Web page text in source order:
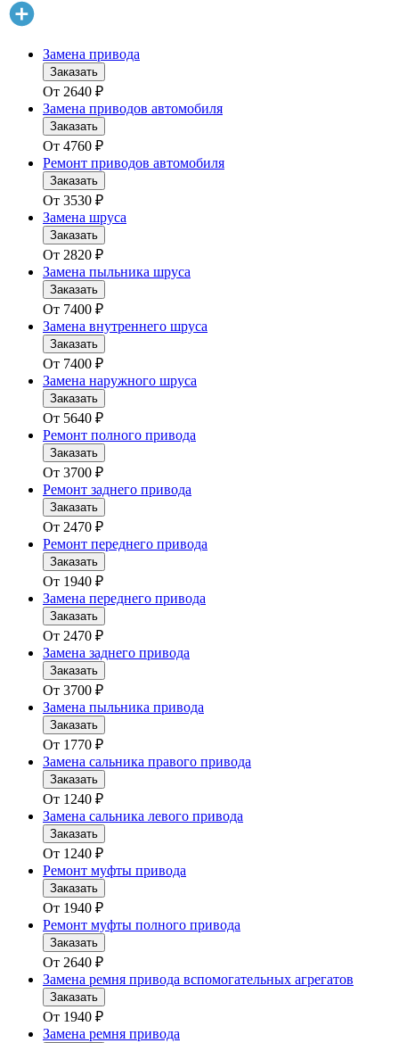
Замена привода
Заказать
От 2640 ₽
Замена приводов автомобиля
Заказать
От 4760 ₽
Ремонт приводов автомобиля
Заказать
От 3530 ₽
Замена шруса
Заказать
От 2820 ₽
Замена пыльника шруса
Заказать
От 7400 ₽
Замена внутреннего шруса
Заказать
От 7400 ₽
Замена наружного шруса
Заказать
От 5640 ₽
Ремонт полного привода
Заказать
От 3700 ₽
Ремонт заднего привода
Заказать
От 2470 ₽
Ремонт переднего привода
Заказать
От 1940 ₽
Замена переднего привода
Заказать
От 2470 ₽
Замена заднего привода
Заказать
От 3700 ₽
Замена пыльника привода
Заказать
От 1770 ₽
Замена сальника правого привода
Заказать
От 1240 ₽
Замена сальника левого привода
Заказать
От 1240 ₽
Ремонт муфты привода
Заказать
От 1940 ₽
Ремонт муфты полного привода
Заказать
От 2640 ₽
Замена ремня привода вспомогательных агрегатов
Заказать
От 1940 ₽
Замена ремня привода